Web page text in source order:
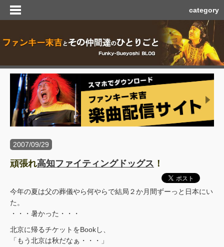
category
2007/09/29
頑張れ高知ファイティングドッグス ！
今年の夏は父の葬儀やら何やらで結局２か月間ずーっと日本にい
た。
・・・暑かった・・・
北京に帰るチケットをBookし、
「もう北京は秋だなぁ・・・」